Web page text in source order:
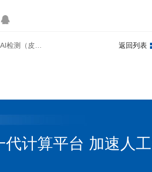
返回列表
代计算平台 加速人